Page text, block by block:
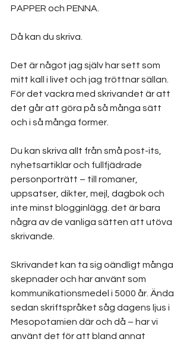
PAPPER och PENNA.
Då kan du skriva.
Det är något jag själv har sett som
mitt kall i livet och jag tröttnar sällan.
För det vackra med skrivandet är att
det går att göra på så många sätt
och i så många former.
Du kan skriva allt från små post-its,
nyhetsartiklar och fullfjädrade
personporträtt – till romaner,
uppsatser, dikter, mejl, dagbok och
inte minst blogginlägg. det är bara
några av de vanliga sätten att utöva
skrivande.
Skrivandet kan ta sig oändligt många
skepnader och har använt som
kommunikationsmedel i 5000 år. Ända
sedan skriftspråket såg dagens ljus i
Mesopotamien där och då – har vi
använt det för att bland annat